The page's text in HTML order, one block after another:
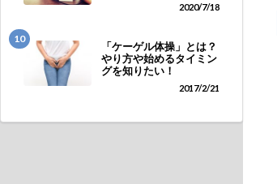
2020/7/18
10
「ケーゲル体操」とは？
やり方や始めるタイミン
グを知りたい！
2017/2/21